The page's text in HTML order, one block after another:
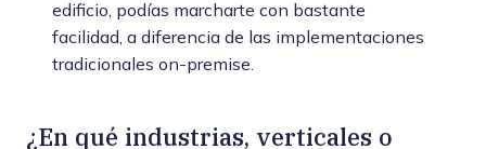
edificio, podías marcharte con bastante
facilidad, a diferencia de las implementaciones
tradicionales on-premise.
¿En qué industrias, verticales o